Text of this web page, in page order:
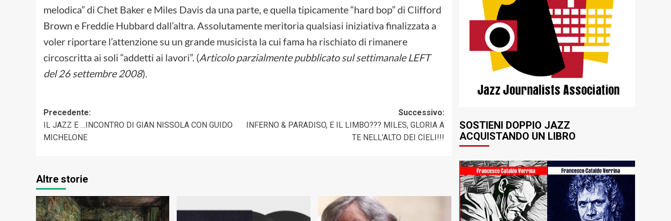
melodica” di Chet Baker e Miles Davis da una parte, e quella tipicamente “hard bop” di Clifford
Brown e Freddie Hubbard dall’altra. Assolutamente meritoria qualsiasi iniziativa finalizzata a
voler riportare l’attenzione su un grande musicista la cui fama ha rischiato di rimanere
circoscritta ai soli “addetti ai lavori”. (Articolo parzialmente pubblicato sul settimanale LEFT
del 26 settembre 2008).
Navigazione
articolo
Precedente:
IL JAZZ E …INCONTRO DI GIAN NISSOLA CON GUIDO
MICHELONE
Successivo:
INFERNO & PARADISO, E IL LIMBO??? MILES, GLORIA A
TE NELL’ALTO DEI CIELI!!!
Altre storie
SOSTIENI DOPPIO JAZZ
ACQUISTANDO UN LIBRO